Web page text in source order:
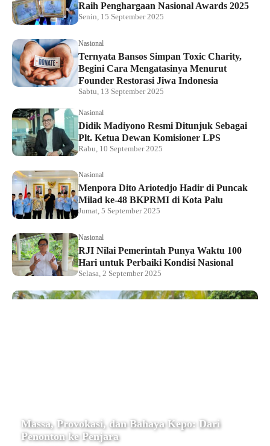
Raih Penghargaan Nasional Awards 2025
Senin, 15 September 2025
Nasional
Ternyata Bansos Simpan Toxic Charity,
Begini Cara Mengatasinya Menurut
Founder Restorasi Jiwa Indonesia
Sabtu, 13 September 2025
Nasional
Didik Madiyono Resmi Ditunjuk Sebagai
Plt. Ketua Dewan Komisioner LPS
Rabu, 10 September 2025
Nasional
Menpora Dito Ariotedjo Hadir di Puncak
Milad ke-48 BKPRMI di Kota Palu
Jumat, 5 September 2025
Nasional
RJI Nilai Pemerintah Punya Waktu 100
Hari untuk Perbaiki Kondisi Nasional
Selasa, 2 September 2025
Massa, Provokasi, dan Bahaya Kepo: Dari
Penonton ke Penjara